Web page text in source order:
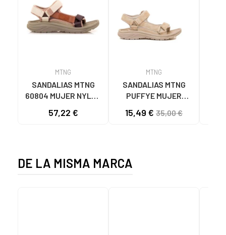
MTNG
SANDALIAS MTNG
60804 MUJER NYLON
TAUPE C59615 - -
57,22 €
MTNG
SANDALIAS MTNG
PUFFYE MUJER
C60056 C60056 -
15,49 € 35,00 €
DE LA MISMA MARCA